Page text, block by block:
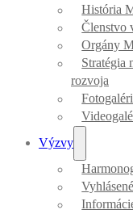
História
Členstvo
Orgány
Stratégia
rozvoja
Výzvy